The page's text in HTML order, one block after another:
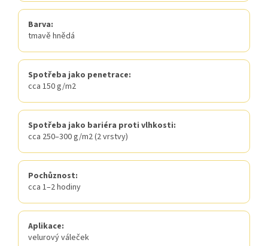
Barva:
tmavě hnědá
Spotřeba jako penetrace:
cca 150 g/m2
Spotřeba jako bariéra proti vlhkosti:
cca 250–300 g/m2 (2 vrstvy)
Pochůznost:
cca 1–2 hodiny
Aplikace:
velurový váleček